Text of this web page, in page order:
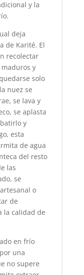
y la
deja
de Karité. El
recolectar
y
solo
nuez se
se lava y
se aplasta
y
esta
de agua
del resto
las
se
o
de
la calidad de
en frío
una
no supere